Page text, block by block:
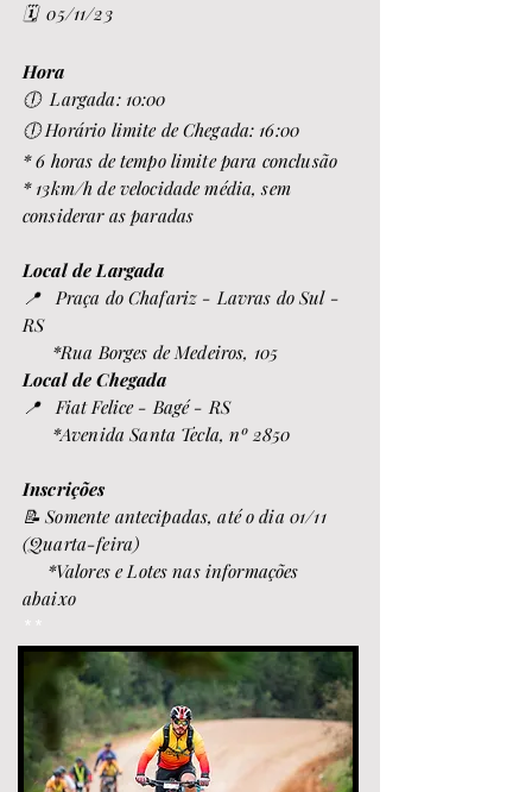
🗓️ 05/11/23
Hora
🕕 Largada: 10:00
🕕 Horário limite de Chegada: 16:00
* 6 horas de tempo limite para conclusão
* 13km/h de velocidade média, sem
considerar as paradas
Local de Largada
📍 Praça do Chafariz - Lavras do Sul -
RS
*Rua Borges de Medeiros, 105
Local de Chegada
📍 Fiat Felice - Bagé - RS
*Avenida Santa Tecla, nº 2850
Inscrições
📝 Somente antecipadas, até o dia 01/11
(Quarta-feira)
*Valores e Lotes nas informações
abaixo
**